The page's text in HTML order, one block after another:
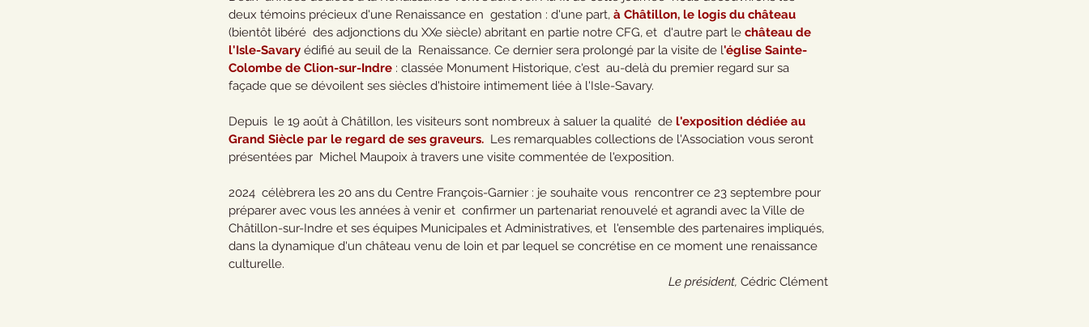
deux témoins précieux d'une Renaissance en  gestation : d'une part, à Châtillon, le logis du château
(bientôt libéré  des adjonctions du XXe siècle) abritant en partie notre CFG, et  d'autre part le château de
l'Isle-Savary édifié au seuil de la  Renaissance. Ce dernier sera prolongé par la visite de l'église Sainte-
Colombe de Clion-sur-Indre : classée Monument Historique, c'est  au-delà du premier regard sur sa
façade que se dévoilent ses siècles d'histoire intimement liée à l'Isle-Savary.
Depuis  le 19 août à Châtillon, les visiteurs sont nombreux à saluer la qualité  de l'exposition dédiée au
Grand Siècle par le regard de ses graveurs. Les remarquables collections de l'Association vous seront
présentées par  Michel Maupoix à travers une visite commentée de l'exposition.
2024  célèbrera les 20 ans du Centre François-Garnier : je souhaite vous  rencontrer ce 23 septembre pour
préparer avec vous les années à venir et  confirmer un partenariat renouvelé et agrandi avec la Ville de
Châtillon-sur-Indre et ses équipes Municipales et Administratives, et  l'ensemble des partenaires impliqués,
dans la dynamique d'un château venu de loin et par lequel se concrétise en ce moment une renaissance
culturelle.
Le président, Cédric Clément